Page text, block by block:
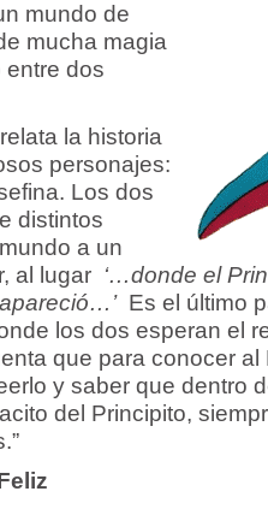
mundo de
mucha magia
entre dos
la historia
personajes:
Los dos
distintos
a un
al lugar ‘…donde el
Es el último
los dos esperan el
que para conocer
y saber que dentro
del Principito,